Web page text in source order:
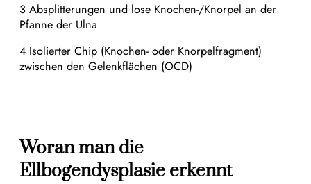
3 Absplitterungen und lose Knochen-/Knorpel an der
Pfanne der Ulna
4 Isolierter Chip (Knochen- oder Knorpelfragment)
zwischen den Gelenkflächen (OCD)
Woran man die
Ellbogendysplasie erkennt